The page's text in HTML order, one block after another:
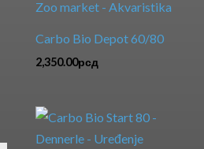
Carbo Bio Depot 60/80
2,350.00рсд